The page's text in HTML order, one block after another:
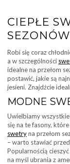
CIEPŁE
SEZONÓW
Robi się coraz
a w szczególności
idealne na przełom
postawić, jakie są
jesieni. Znajdźcie
MODNE
Uwielbiamy wszystkie
się na te fasony,
swetryna przełom
– warto stawiać
Popularnością
na myśl ubrania z